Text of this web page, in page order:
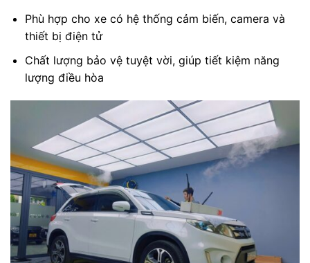
Phù hợp cho xe có hệ thống cảm biến, camera và
thiết bị điện tử
Chất lượng bảo vệ tuyệt vời, giúp tiết kiệm năng
lượng điều hòa